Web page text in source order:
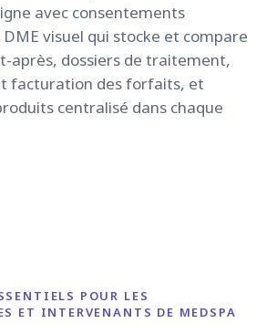
avec consentements
visuel qui stocke et compare
après, dossiers de traitement,
facturation des forfaits, et
centralisé dans chaque
POUR LES
ET INTERVENANTS DE MEDSPA